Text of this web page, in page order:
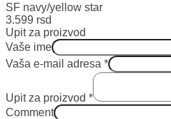
SF navy/yellow star
3.599 rsd
Upit za proizvod
Vaše ime
Vaša e-mail adresa *
Upit za proizvod *
Comment